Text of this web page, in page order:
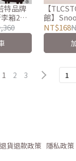
特品牌
箱2件
蝟前開
登機箱
【
館】
斗方 春聯
NT$168
1 2 3 1
退貨退款政策 隱私政策